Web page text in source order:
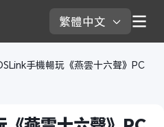
繁體中文
手機暢玩《燕雲十六聲》PC